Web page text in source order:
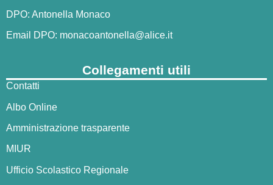
DPO: Antonella Monaco
Email DPO: monacoantonella@alice.it
Collegamenti utili
Contatti
Albo Online
Amministrazione trasparente
MIUR
Ufficio Scolastico Regionale